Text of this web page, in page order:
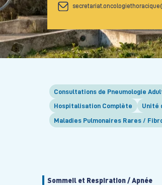
Consultations de Pneumologie
Hospitalisation Complète Unité
Maladies Pulmonaires Rares /
Sommeil et Respiration / Apnée